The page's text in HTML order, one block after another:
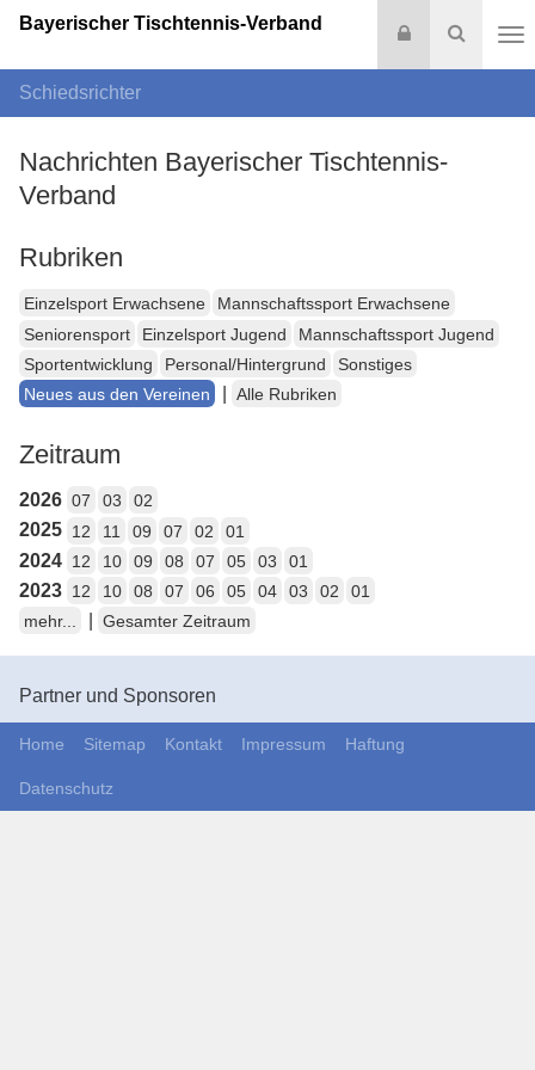
Suche
Login
Bayerischer Tischtennis-Verband
Schiedsrichter
Nachrichten Bayerischer Tischtennis-
Verband
Rubriken
Einzelsport Erwachsene
Mannschaftssport Erwachsene
Seniorensport
Einzelsport Jugend
Mannschaftssport Jugend
Sportentwicklung
Personal/Hintergrund
Sonstiges
Neues aus den Vereinen
Alle Rubriken
Zeitraum
2026 07 03 02
2025 12 11 09 07 02 01
2024 12 10 09 08 07 05 03 01
2023 12 10 08 07 06 05 04 03 02
01
mehr...
Gesamter Zeitraum
Partner und Sponsoren
Home Sitemap Kontakt Impressum Haftung
Datenschutz